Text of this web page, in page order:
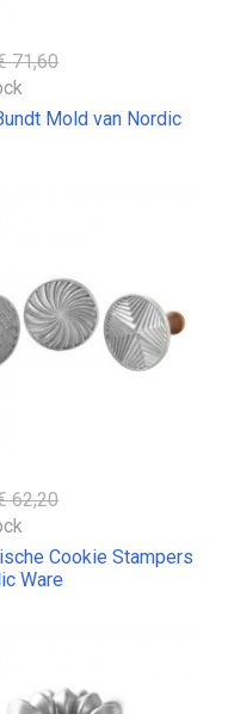
71,60
Mold van Nordic
62,20
Cookie Stampers
Ware